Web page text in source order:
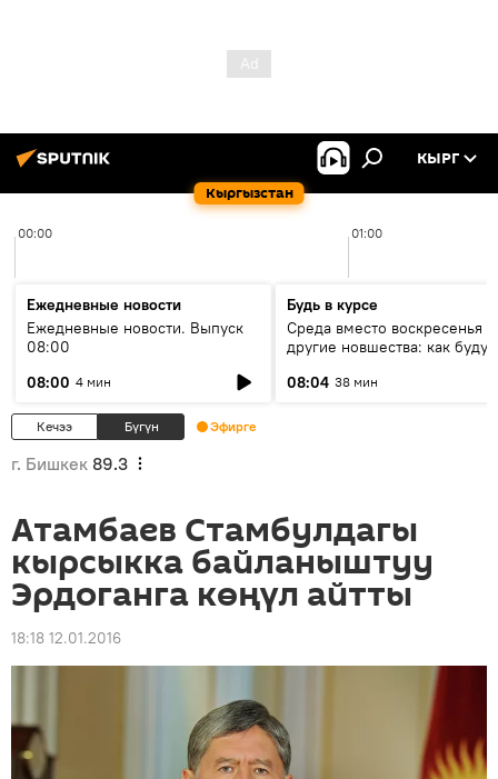
Кыргызстан
КЫРГ
00:00 01:00
Ежедневные новости
Ежедневные новости. Выпуск
08:00
08:00 4 мин
Будь в курсе
Среда вместо воскресенья и
другие новшества: как будут
08:04 38 мин
Кечээ Бүгүн Эфирге
г. Бишкек 89.3
Атамбаев Стамбулдагы
кырсыкка байланыштуу
Эрдоганга көңүл айтты
18:18 12.01.2016